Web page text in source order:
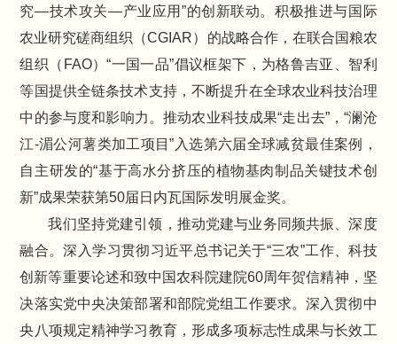
究—技术攻关—产业应用”的创新联动。积极推进与国际
农业研究磋商组织（CGIAR）的战略合作，在联合国粮农
组织（FAO）“一国一品”倡议框架下，为格鲁吉亚、智利
等国提供全链条技术支持，不断提升在全球农业科技治理
中的参与度和影响力。推动农业科技成果“走出去”，“澜沧
江-湄公河薯类加工项目”入选第六届全球减贫最佳案例，
自主研发的“基于高水分挤压的植物基肉制品关键技术创
新”成果荣获第50届日内瓦国际发明展金奖。
我们坚持党建引领，推动党建与业务同频共振、深度
融合。深入学习贯彻习近平总书记关于“三农”工作、科技
创新等重要论述和致中国农科院建院60周年贺信精神，坚
决落实党中央决策部署和部院党组工作要求。深入贯彻中
央八项规定精神学习教育，形成多项标志性成果与长效工